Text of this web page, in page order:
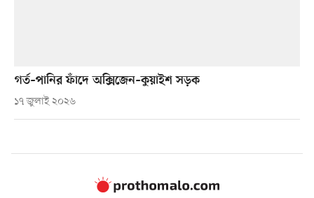
গর্ত–পানির ফাঁদে অক্সিজেন–কুয়াইশ সড়ক
১৭ জুলাই ২০২৬